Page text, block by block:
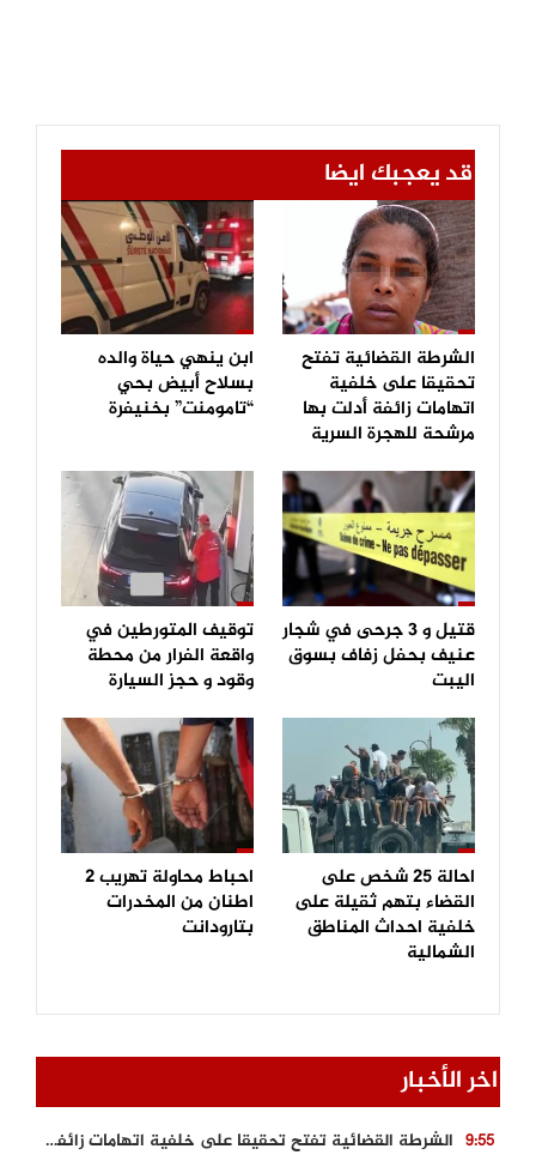
قد يعجبك ايضا
الشرطة القضائية تفتح
تحقيقا على خلفية
اتهامات زائفة أدلت بها
مرشحة للهجرة السرية
ابن ينهي حياة والده
بسلاح أبيض بحي
“تامومنت” بخنيفرة
قتيل و 3 جرحى في شجار
عنيف بحفل زفاف بسوق
اليبت
توقيف المتورطين في
واقعة الفرار من محطة
وقود و حجز السيارة
احالة 25 شخص على
القضاء بتهم ثقيلة على
خلفية احداث المناطق
الشمالية
احباط محاولة تهريب 2
اطنان من المخدرات
بتارودانت
اخر الأخبار
9:55
الشرطة القضائية تفتح تحقيقا على خلفية اتهامات زائفة أدلت بها مرشحة للهجرة السرية